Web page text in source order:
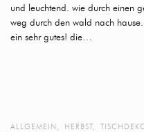
und leuchtend. wie durch einen
weg durch den wald nach
ein sehr gutes! die…
ALLGEMEIN , HERBST ,